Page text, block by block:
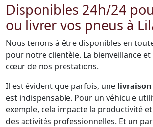
Disponibles 24h/24
ou livrer vos pneus à
Nous tenons à être disponibles en
pour notre clientèle. La bienveillance et
cœur de nos prestations.
Il est évident que parfois, une
est indispensable. Pour un véhicule
exemple, cela impacte la productivité
des activités professionnelles. Et un